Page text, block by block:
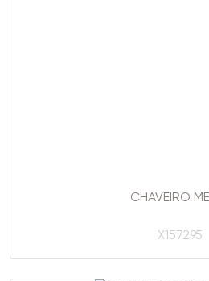
CHAVEIRO
X157295